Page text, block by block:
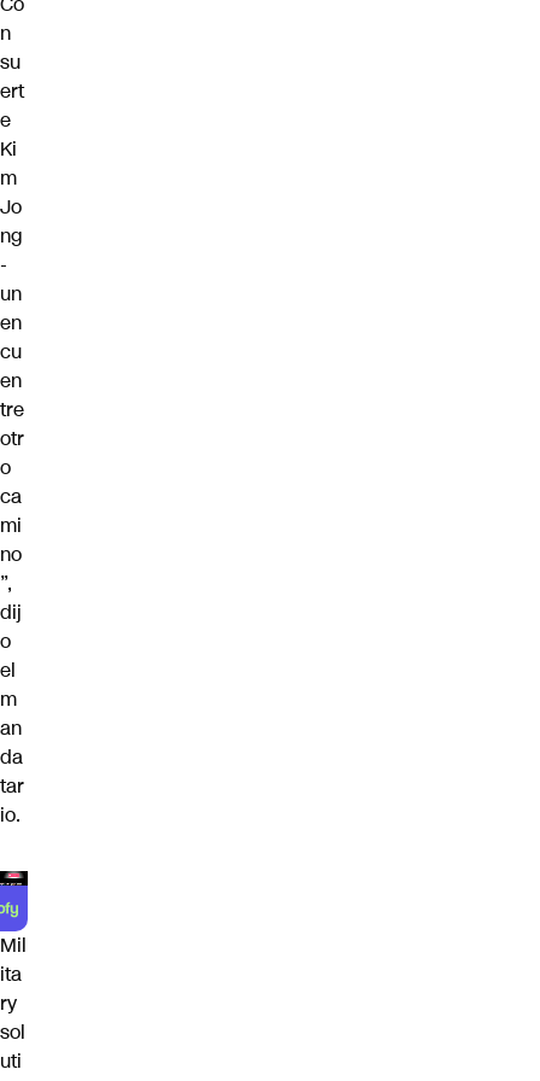
n
su
ert
e
Ki
m
Jo
ng
-
un
en
cu
en
tre
otr
o
ca
mi
no
”,
dij
o
el
m
an
da
tar
io.
Mil
ita
ry
sol
uti